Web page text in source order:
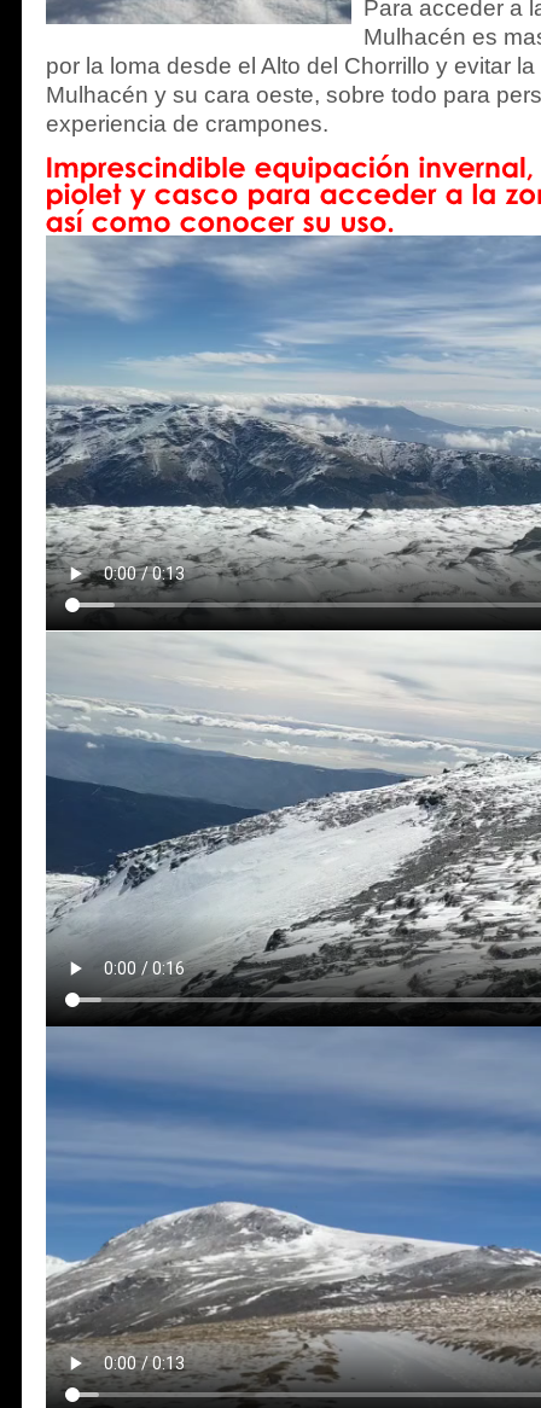
Para acceder a
Mulhacén es
por la loma desde el Alto del Chorrillo y evitar
Mulhacén y su cara oeste, sobre todo para
experiencia de crampones.